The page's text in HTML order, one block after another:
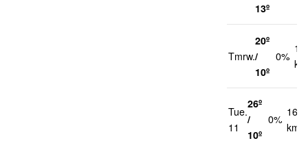
13º
Tmrw.
20º
/
10º
0%
13
Tue.
11
26º
/
10º
0%
16
km/h